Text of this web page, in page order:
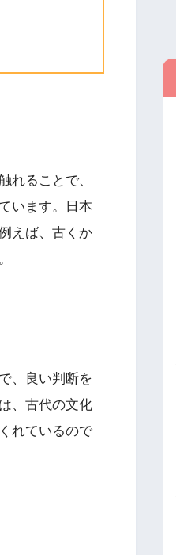
れることで、
います。日本
えば、古くか
、良い判断を
、古代の文化
れているので